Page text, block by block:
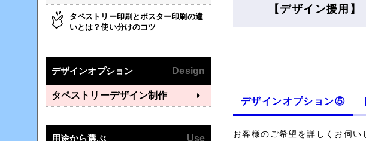
【デザイン援用】
デザインオプション⑤
お客様のご希望を詳しくお伺い
タペストリー印刷とポスター印刷の違
いとは？使い分けのコツ
デザインオプション Design
タペストリーデザイン制作
用途から選ぶ Use